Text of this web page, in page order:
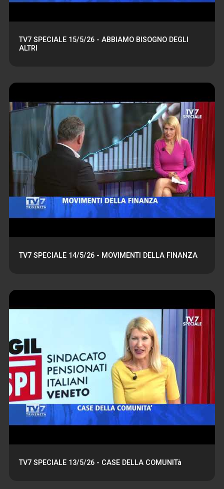
TV7 SPECIALE 15/5/26 - ABBIAMO BISOGNO DEGLI
ALTRI
TV7 SPECIALE 14/5/26 - MOVIMENTI DELLA FINANZA
TV7 SPECIALE 13/5/26 - CASE DELLA COMUNITà